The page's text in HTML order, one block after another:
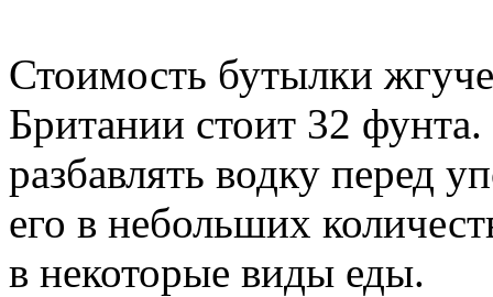
Стоимость бутылки
Британии стоит 32
разбавлять водку перед
его в небольших
в некоторые виды еды.